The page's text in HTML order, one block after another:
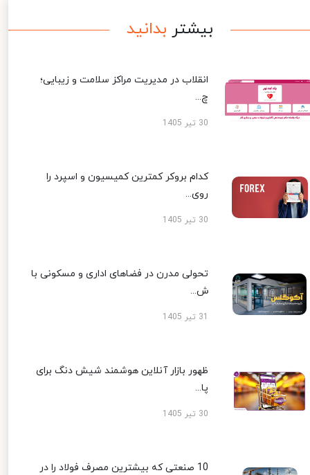
بیشتر بدانید
انقلاب در مدیریت مراکز سلامت و زیبایی؛
چ...
30 تیر 1405
کدام بروکر کمترین کمیسیون و اسپرد را
روی...
30 تیر 1405
تحولی مدرن در فضاهای اداری و مسکونی با
ش...
ظهور بازار آنلاین هوشمند شیش دنگ برای
پا...
30 تیر 1405
10 صنعتی که بیشترین مصرف فولاد را در